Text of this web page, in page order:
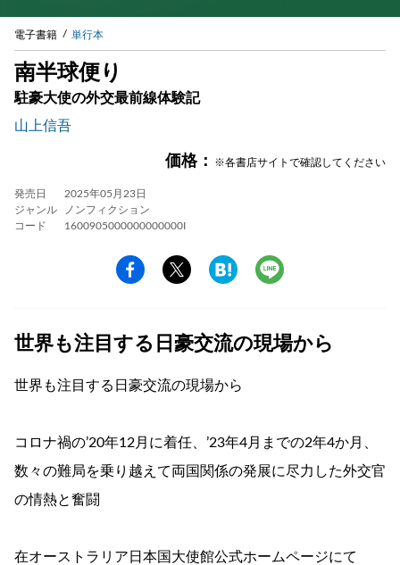
電子書籍 単行本
南半球便り
駐豪大使の外交最前線体験記
山上信吾
価格： ※各書店サイトで確認してください
発売日
2025年05月23日
ジャンル
ノンフィクション
コード
1600905000000000000I
世界も注目する日豪交流の現場から
世界も注目する日豪交流の現場から
コロナ禍の’20年12月に着任、’23年4月までの2年4か月、
数々の難局を乗り越えて両国関係の発展に尽力した外交官
の情熱と奮闘
在オーストラリア日本国大使館公式ホームページにて